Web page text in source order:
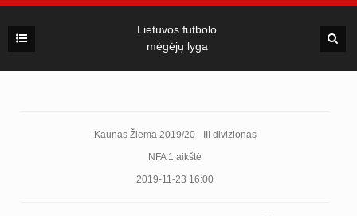
Lietuvos futbolo
mėgėjų lyga
Kaunas Žiema 2019/20 - III divizionas
NFA 1 aikštė
2019-11-23 16:00